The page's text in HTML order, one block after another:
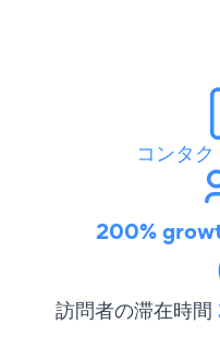
コンタ
200%
訪問者の滞在時間